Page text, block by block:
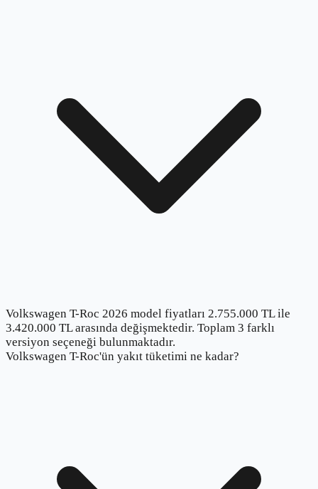
Volkswagen T-Roc 2026 model fiyatları 2.755.000 TL ile
3.420.000 TL arasında değişmektedir. Toplam 3 farklı
versiyon seçeneği bulunmaktadır.
Volkswagen T-Roc'ün yakıt tüketimi ne kadar?